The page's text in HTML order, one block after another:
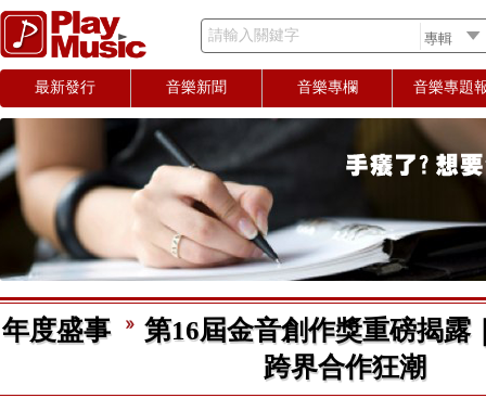
請輸入關鍵字
最新發行 音樂新聞 音樂專欄 音樂專題
年度盛事
第16屆金音創作獎重磅揭露
跨界合作狂潮